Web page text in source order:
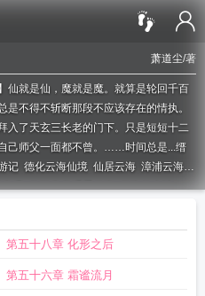
萧道尘/著
仙就是仙，魔就是魔。就算是轮回千百
不得不斩断那段不应该存在的情执。
入了天玄三长老的门下。只是短短十二
己师父一面都不曾。……时间总是...缙
记 德化云海仙境 仙居云海 漳浦云海仙
免费仙游鬼谷观看云海云海仙山诗
诗精选云海仙游txt仙山云海古诗词
第五十八章 化形之后
第五十六章 霜谧流月